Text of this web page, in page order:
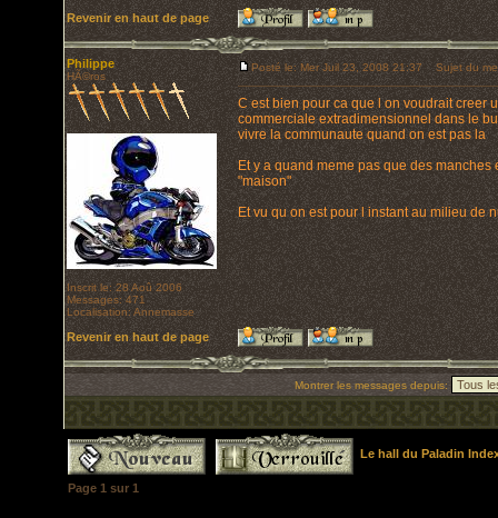
Revenir en haut de page
Philippe
HÃ©ros
Inscrit le: 28 Aoû 2006
Messages: 471
Localisation: Annemasse
Posté le: Mer Juil 23, 2008 21:37 Sujet du
C est bien pour ca que l on voudrait creer
commerciale extradimensionnel dans le
vivre la communaute quand on est pas la
Et y a quand meme pas que des manches
"maison"
Et vu qu on est pour l instant au milieu de
Revenir en haut de page
Montrer les messages depuis:
Le hall du Paladin
Page 1 sur 1